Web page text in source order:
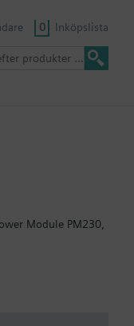
0 Inköpslista
Module PM230,